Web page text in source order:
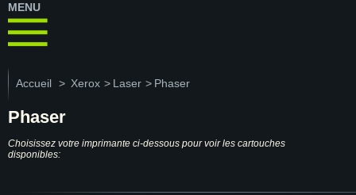
MENU
Accueil > Xerox > Laser > Phaser
Phaser
Choisissez votre imprimante ci-dessous pour voir les cartouches
disponibles: